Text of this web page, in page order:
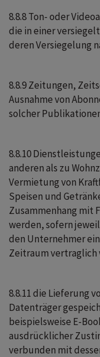
8.8.8 Ton- oder
die in einer
deren Versiegelung
8.8.9 Zeitungen,
Ausnahme von
solcher
8.8.10
anderen als zu
Vermietung von
Speisen und
Zusammenhang mit
werden, sofern
den Unternehmer
Zeitraum vertraglich
8.8.11 die Lieferung
Datenträger
beispielsweise E-
ausdrücklicher
verbunden mit